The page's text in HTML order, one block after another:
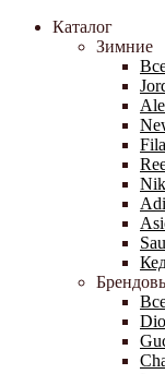
Каталог
Зимние